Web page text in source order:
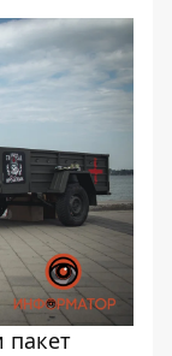
пакет